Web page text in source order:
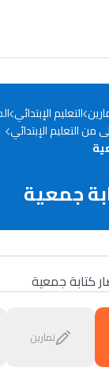
التعليم الإبتدائي
من التعليم الإبتدائي
جمعية
كتابة جمعية
تمارين